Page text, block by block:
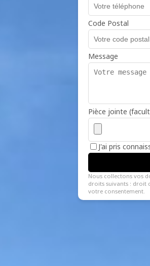
Code Postal
Message
Pièce jointe
J'ai pris
Nous collectons vos
droits suivants : droit
votre consentement.